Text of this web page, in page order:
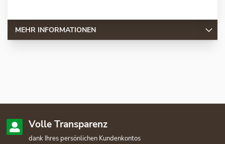
MEHR INFORMATIONEN
Volle Transparenz
dank Ihres persönlichen Kundenkontos